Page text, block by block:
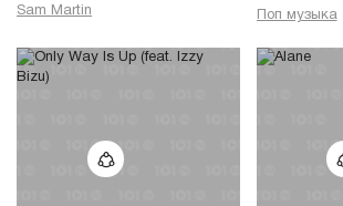
Sam Martin
Поп музыка